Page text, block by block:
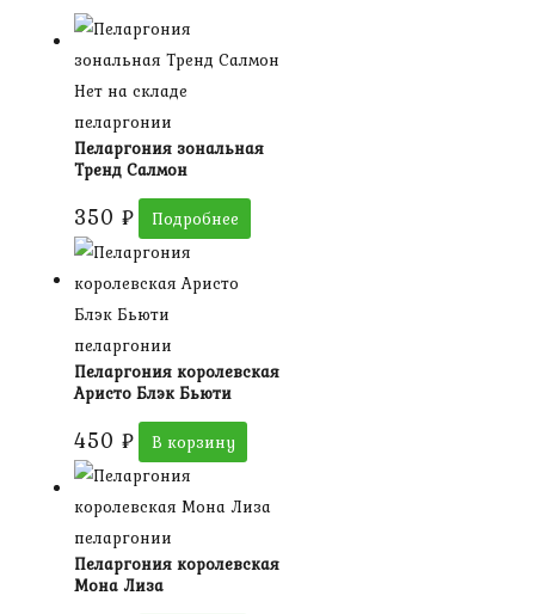
Нет на складе
пеларгонии
Пеларгония зональная
Тренд Салмон
350 ₽ Подробнее
пеларгонии
Пеларгония королевская
Аристо Блэк Бьюти
450 ₽ В корзину
пеларгонии
Пеларгония королевская
Мона Лиза